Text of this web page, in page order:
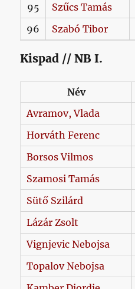
95
Szűcs Tamás
96
Szabó Tibor
Kispad // NB I.
Név
Avramov, Vlada
Horváth Ferenc
Borsos Vilmos
Szamosi Tamás
Sütő Szilárd
Lázár Zsolt
Vignjevic Nebojsa
Topalov Nebojsa